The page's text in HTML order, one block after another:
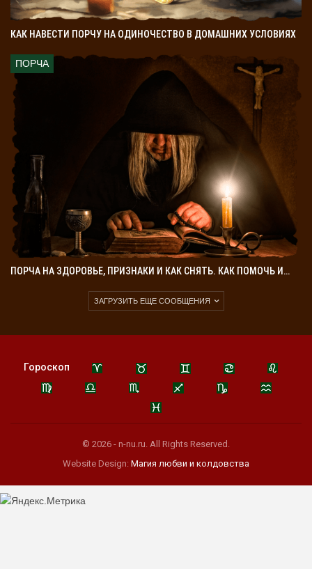
КАК НАВЕСТИ ПОРЧУ НА ОДИНОЧЕСТВО В ДОМАШНИХ УСЛОВИЯХ
ПОРЧА
ПОРЧА НА ЗДОРОВЬЕ, ПРИЗНАКИ И КАК СНЯТЬ. КАК ПОМОЧЬ И…
ЗАГРУЗИТЬ ЕЩЕ СООБЩЕНИЯ
Гороскоп
© 2026 - n-nu.ru. All Rights Reserved.
Website Design: Магия любви и колдовства